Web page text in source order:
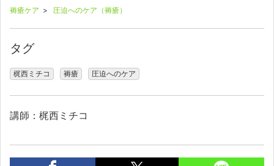
褥瘡ケア > 圧迫へのケア（褥瘡）
タグ
梶西ミチコ 褥瘡 圧迫へのケア
講師：梶西ミチコ